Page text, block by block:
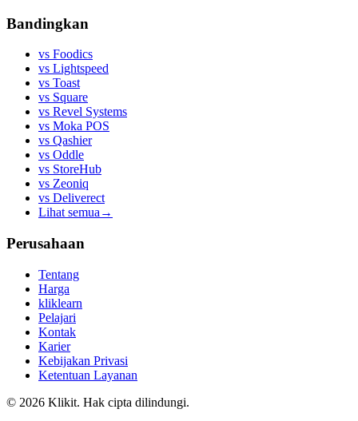
Bandingkan
vs Foodics
vs Lightspeed
vs Toast
vs Square
vs Revel Systems
vs Moka POS
vs Qashier
vs Oddle
vs StoreHub
vs Zeoniq
vs Deliverect
Lihat semua →
Perusahaan
Tentang
Harga
kliklearn
Pelajari
Kontak
Karier
Kebijakan Privasi
Ketentuan Layanan
© 2026 Klikit. Hak cipta dilindungi.